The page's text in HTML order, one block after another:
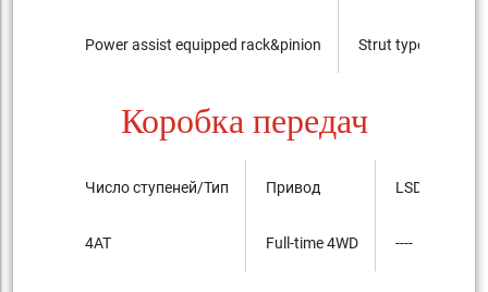
Power assist equipped rack&pinion Strut type
Коробка передач
Число ступеней/Тип
4AT
Привод
Full-time 4WD
LSD
----